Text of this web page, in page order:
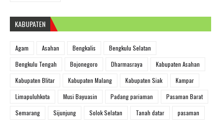
KABUPATEN
Agam Asahan Bengkalis
Bengkulu Selatan
Bengkulu Tengah
Bojonegoro Dharmasraya
Kabupaten Asahan
Kabupaten Blitar
Kabupaten Malang Kabupaten Siak
Kampar
Limapuluhkota
Musi Bayuasin Padang pariaman
Pasaman Barat
Semarang
Sijunjung Solok Selatan Tanah datar pasaman